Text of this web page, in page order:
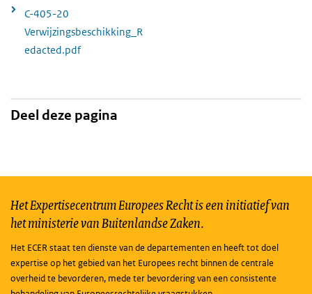
C-405-20
Verwijzingsbeschikking_R
edacted.pdf
Deel deze pagina
Het Expertisecentrum Europees Recht is een initiatief van
het ministerie van Buitenlandse Zaken.
Het ECER staat ten dienste van de departementen en heeft tot doel
expertise op het gebied van het Europees recht binnen de centrale
overheid te bevorderen, mede ter bevordering van een consistente